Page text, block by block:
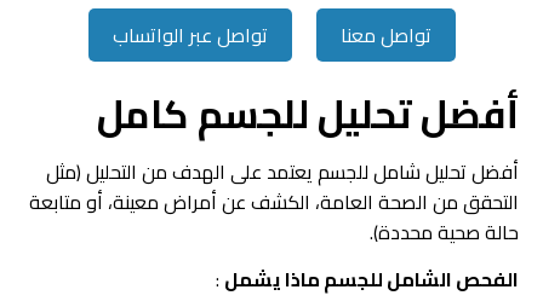
تواصل معنا
تواصل عبر الواتساب
أفضل تحليل للجسم كامل
أفضل تحليل شامل للجسم يعتمد على الهدف من التحليل (مثل
التحقق من الصحة العامة، الكشف عن أمراض معينة، أو متابعة
حالة صحية محددة).
الفحص الشامل للجسم ماذا يشمل :